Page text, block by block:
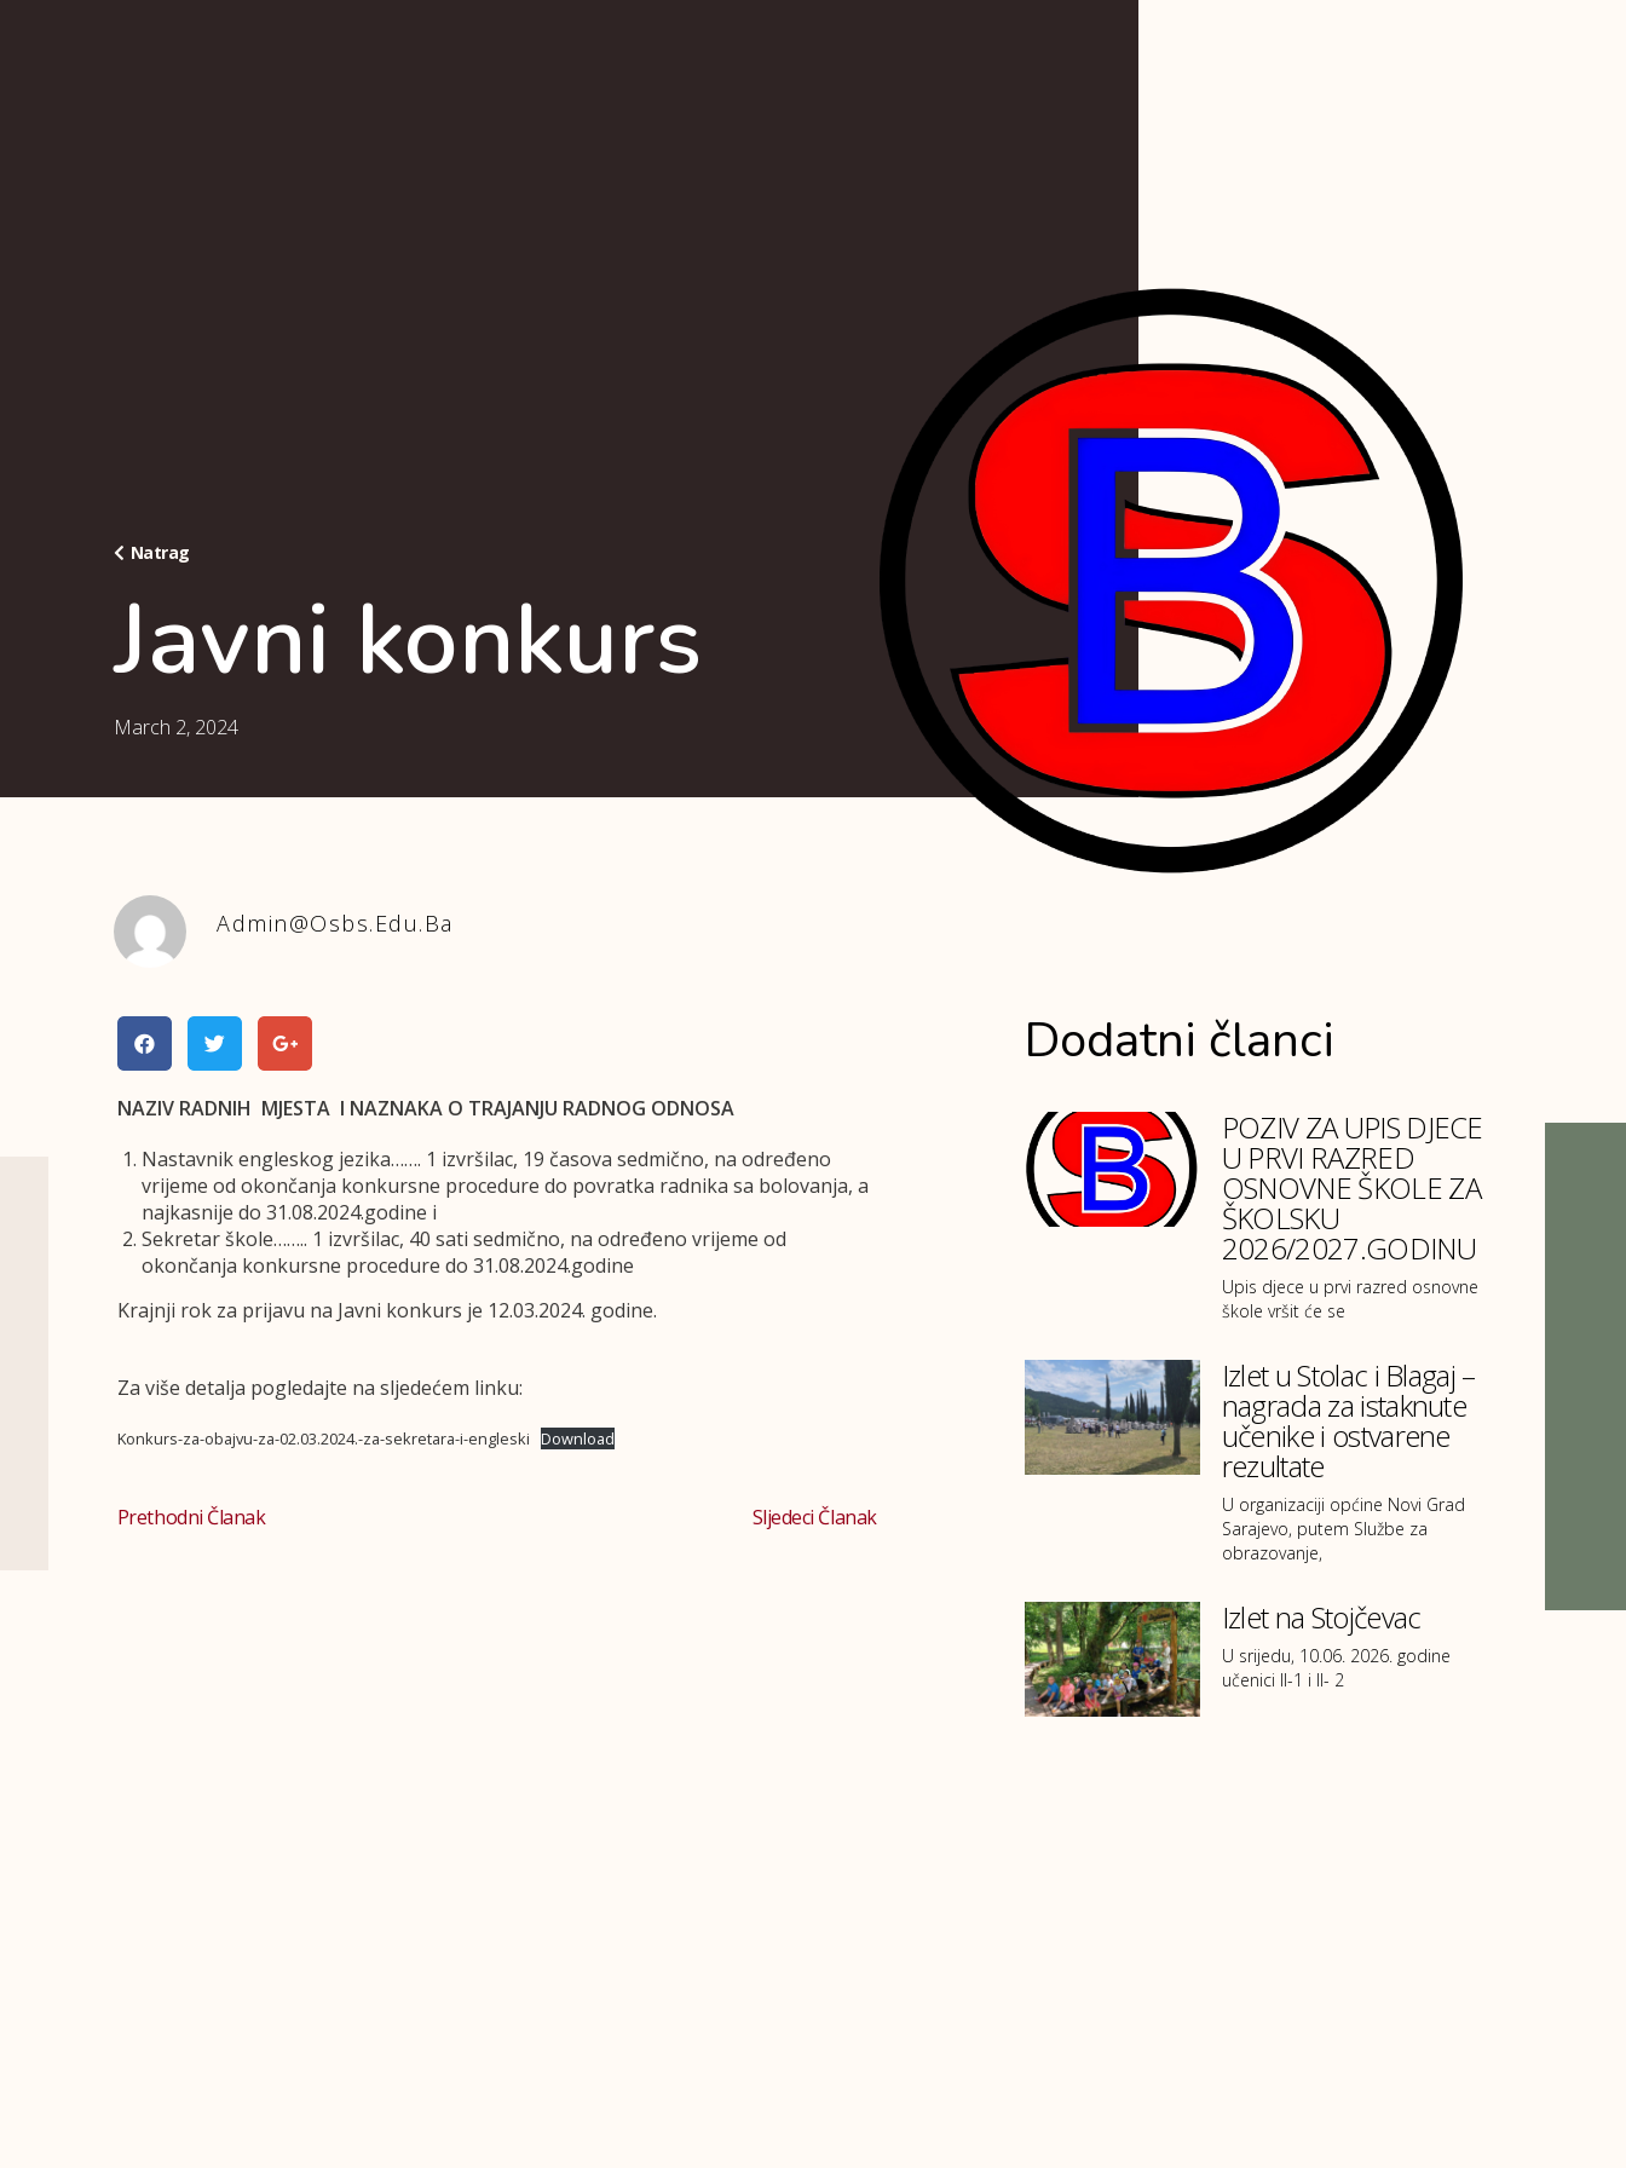
Natrag
Javni konkurs
March 2, 2024
Admin@osbs.edu.ba
NAZIV RADNIH MJESTA I NAZNAKA O TRAJANJU RADNOG ODNOSA
Nastavnik engleskog jezika……. 1 izvršilac, 19 časova sedmično, na određeno
vrijeme od okončanja konkursne procedure do povratka radnika sa bolovanja, a
najkasnije do 31.08.2024.godine i
Sekretar škole…….. 1 izvršilac, 40 sati sedmično, na određeno vrijeme od
okončanja konkursne procedure do 31.08.2024.godine
Krajnji rok za prijavu na Javni konkurs je 12.03.2024. godine.
Za više detalja pogledajte na sljedećem linku:
Konkurs-za-obajvu-za-02.03.2024.-za-sekretara-i-engleski Download
Prethodni Članak Sljedeci Članak
Dodatni članci
POZIV ZA UPIS DJECE
U PRVI RAZRED
OSNOVNE ŠKOLE ZA
ŠKOLSKU
2026/2027.GODINU
Upis djece u prvi razred osnovne
škole vršit će se
Izlet u Stolac i Blagaj –
nagrada za istaknute
učenike i ostvarene
rezultate
U organizaciji općine Novi Grad
Sarajevo, putem Službe za
obrazovanje,
Izlet na Stojčevac
U srijedu, 10.06. 2026. godine
učenici II-1 i II- 2